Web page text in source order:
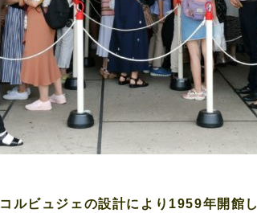
コルビュジェの設計により1959年開館し